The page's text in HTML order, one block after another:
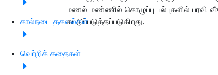
கால்நடை தகவல்கள்
வெற்றிக் கதைகள்
மணல் மண்ணில் கொழுப்பு பல்புகளில் பரவி
கட்டுப்படுத்தப்படுகிறது.